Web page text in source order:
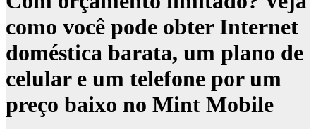
como você pode obter Internet
doméstica barata, um plano de
celular e um telefone por um
preço baixo no Mint Mobile